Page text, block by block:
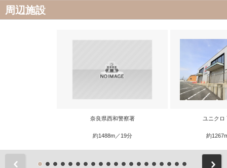
周辺施設
奈良県西和警察署
約1488m／19分
ユニクロ
約